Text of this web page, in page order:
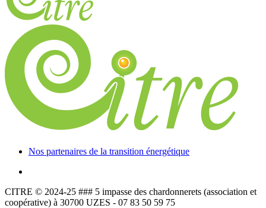
Nos partenaires de la transition énergétique
CITRE © 2024-25 ### 5 impasse des chardonnerets (association et
coopérative) à 30700 UZES - 07 83 50 59 75